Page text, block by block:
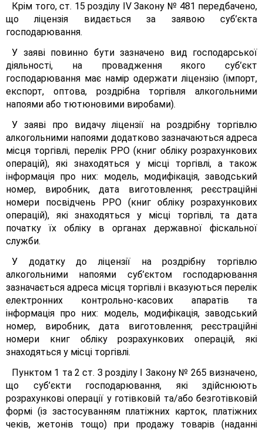
Крім того, ст. 15 розділу IV Закону № 481 передбачено,
що ліцензія видається за заявою суб’єкта
господарювання.
У заяві повинно бути зазначено вид господарської
діяльності, на провадження якого суб’єкт
господарювання має намір одержати ліцензію (імпорт,
експорт, оптова, роздрібна торгівля алкогольними
напоями або тютюновими виробами).
У заяві про видачу ліцензії на роздрібну торгівлю
алкогольними напоями додатково зазначаються адреса
місця торгівлі, перелік РРО (книг обліку розрахункових
операцій), які знаходяться у місці торгівлі, а також
інформація про них: модель, модифікація, заводський
номер, виробник, дата виготовлення; реєстраційні
номери посвідчень РРО (книг обліку розрахункових
операцій), які знаходяться у місці торгівлі, та дата
початку їх обліку в органах державної фіскальної
служби.
У додатку до ліцензії на роздрібну торгівлю
алкогольними напоями суб’єктом господарювання
зазначається адреса місця торгівлі і вказуються перелік
електронних контрольно-касових апаратів та
інформація про них: модель, модифікація, заводський
номер, виробник, дата виготовлення; реєстраційні
номери книг обліку розрахункових операцій, які
знаходяться у місці торгівлі.
Пунктом 1 та 2 ст. З розділу І Закону № 265 визначено,
що суб’єкти господарювання, які здійснюють
розрахункові операції у готівковій та/або безготівковій
формі (із застосуванням платіжних карток, платіжних
чеків, жетонів тощо) при продажу товарів (наданні